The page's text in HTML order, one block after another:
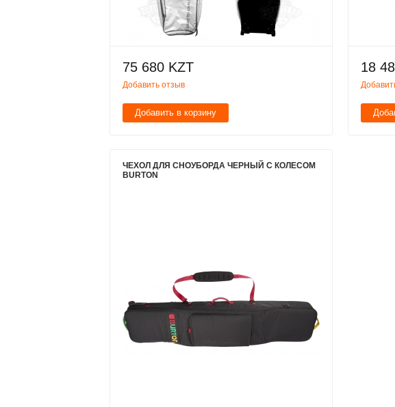
75 680 KZT
Добавить отзыв
Добавить в корзину
18
ЧЕХОЛ ДЛЯ СНОУБОРДА ЧЕРНЫЙ С КОЛЕСОМ
BURTON